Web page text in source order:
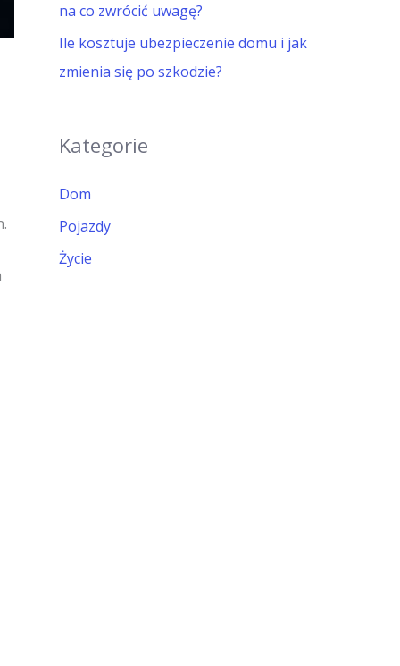
na co zwrócić uwagę?
Ile kosztuje ubezpieczenie domu i jak
zmienia się po szkodzie?
Kategorie
Dom
Pojazdy
Życie